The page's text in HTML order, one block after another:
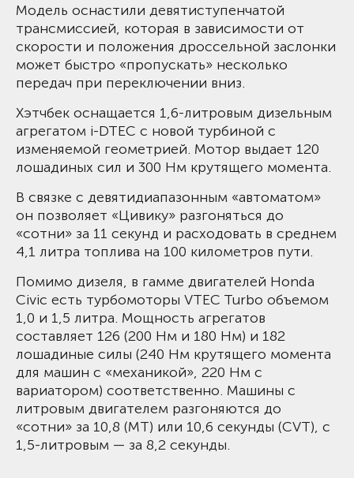
Модель оснастили девятиступенчатой
трансмиссией, которая в зависимости от
скорости и положения дроссельной заслонки
может быстро «пропускать» несколько
передач при переключении вниз.
Хэтчбек оснащается 1,6-литровым дизельным
агрегатом i-DTEC с новой турбиной с
изменяемой геометрией. Мотор выдает 120
лошадиных сил и 300 Нм крутящего момента.
В связке с девятидиапазонным «автоматом»
он позволяет «Цивику» разгоняться до
«сотни» за 11 секунд и расходовать в среднем
4,1 литра топлива на 100 километров пути.
Помимо дизеля, в гамме двигателей Honda
Civic есть турбомоторы VTEC Turbo объемом
1,0 и 1,5 литра. Мощность агрегатов
составляет 126 (200 Нм и 180 Нм) и 182
лошадиные силы (240 Нм крутящего момента
для машин с «механикой», 220 Нм с
вариатором) соответственно. Машины с
литровым двигателем разгоняются до
«сотни» за 10,8 (MT) или 10,6 секунды (CVT), с
1,5-литровым — за 8,2 секунды.